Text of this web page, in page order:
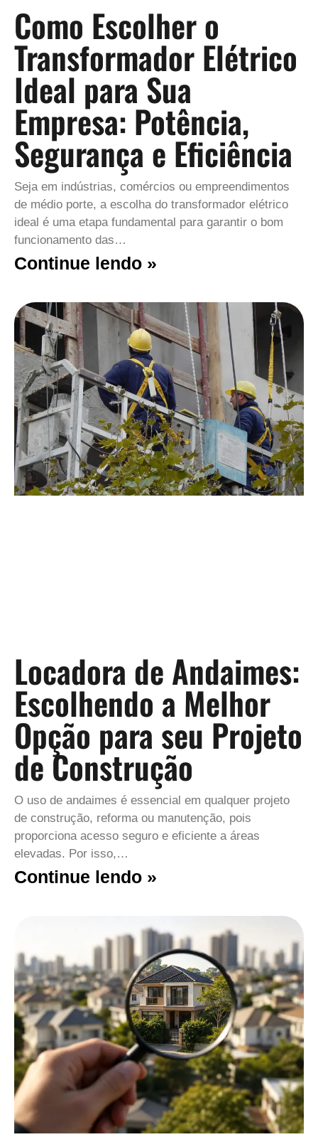
Como Escolher o
Transformador Elétrico
Ideal para Sua
Empresa: Potência,
Segurança e Eficiência
Seja em indústrias, comércios ou empreendimentos
de médio porte, a escolha do transformador elétrico
ideal é uma etapa fundamental para garantir o bom
funcionamento das…
Continue lendo »
Locadora de Andaimes:
Escolhendo a Melhor
Opção para seu Projeto
de Construção
O uso de andaimes é essencial em qualquer projeto
de construção, reforma ou manutenção, pois
proporciona acesso seguro e eficiente a áreas
elevadas. Por isso,…
Continue lendo »